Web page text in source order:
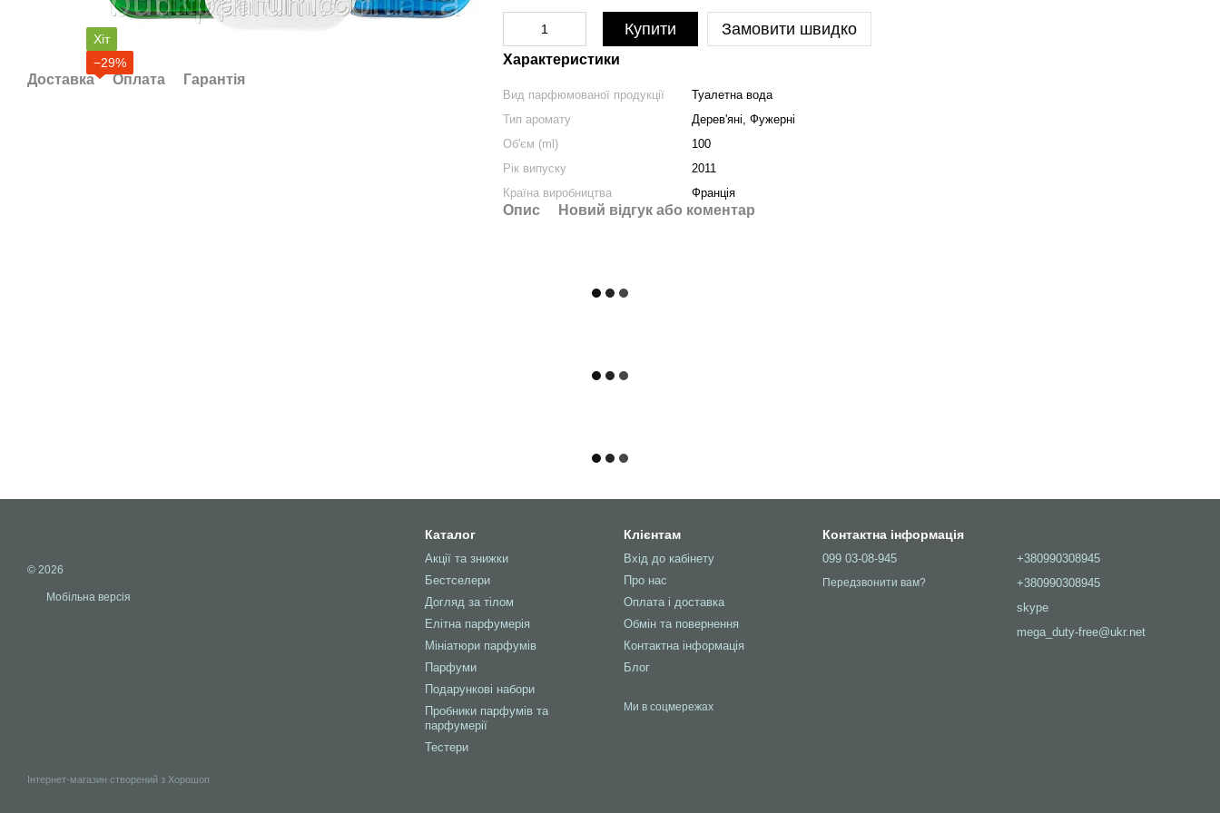
Хіт
−29%
Доставка Оплата Гарантія
Купити Замовити швидко
Характеристики
Вид парфюмованої продукції
Туалетна вода
Тип аромату
Дерев'яні, Фужерні
Об'єм (ml)
100
Рік випуску
2011
Країна виробництва
Франція
Опис Новий відгук або коментар
© 2026
Мобільна версія
Інтернет-магазин створений з Хорошоп
Каталог
Акції та знижки
Бестселери
Догляд за тілом
Елітна парфумерія
Мініатюри парфумів
Парфуми
Подарункові набори
Пробники парфумів та
парфумерії
Тестери
Клієнтам
Вхід до кабінету
Про нас
Оплата і доставка
Обмін та повернення
Контактна інформація
Блог
Ми в соцмережах
Контактна інформація
099 03-08-945
Передзвонити вам?
+380990308945
+380990308945
skype
mega_duty-free@ukr.net